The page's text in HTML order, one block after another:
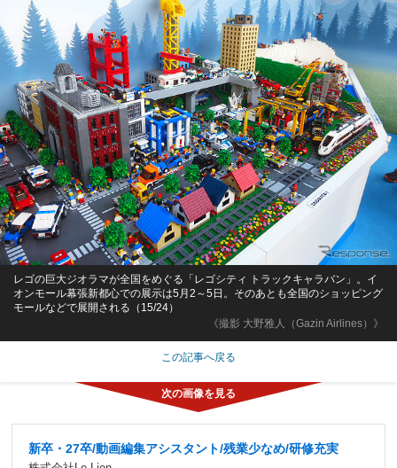
《撮影 大野雅人（Gazin Airlines）》
レゴの巨大ジオラマが全国をめぐる「レゴシティ トラックキャラバン」。イ
オンモール幕張新都心での展示は5月2～5日。そのあとも全国のショッピング
モールなどで展開される（15/24）
この記事へ戻る
新卒・27卒/動画編集アシスタント/残業少なめ/研修充実